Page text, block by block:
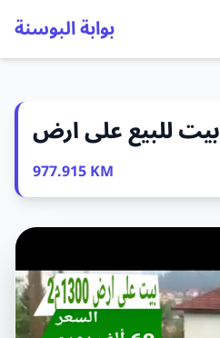
بوابة البوسنة
بيت للبيع على ارض
977.915 KM